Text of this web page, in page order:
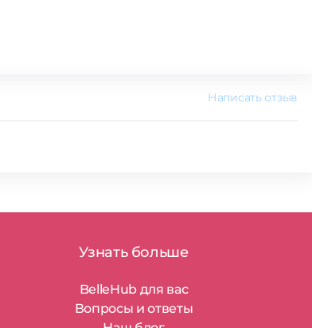
Написать отзыв
Узнать больше
BelleHub для вас
Вопросы и ответы